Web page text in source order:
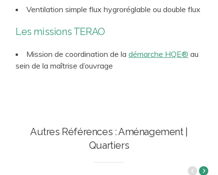
Ventilation simple flux hygroréglable ou double flux
Les missions TERAO
Mission de coordination de la démarche HQE® au
sein de la maîtrise d’ouvrage
Autres Références : Aménagement |
Quartiers